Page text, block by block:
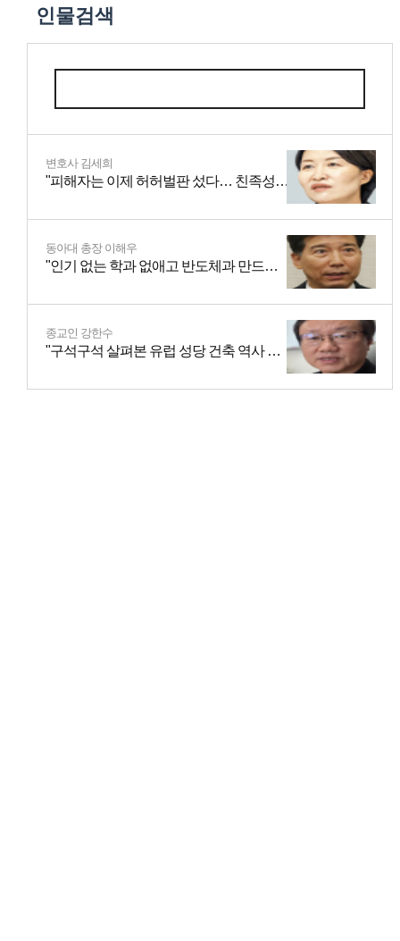
인물검색
변호사 김세희
"피해자는 이제 허허벌판 섰다… 친족성폭력·스토킹…"
동아대 총장 이해우
"인기 없는 학과 없애고 반도체과 만드니, 학생들 늘더라"
종교인 강한수
"구석구석 살펴본 유럽 성당 건축 역사 정리했죠"